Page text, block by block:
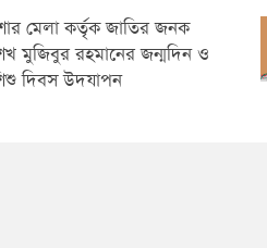
মেলা কর্তৃক জাতির জনক
মুজিবুর রহমানের জন্মদিন ও
দিবস উদযাপন